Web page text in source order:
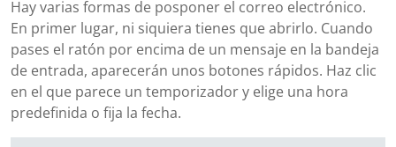
Hay varias formas de posponer el correo electrónico.
En primer lugar, ni siquiera tienes que abrirlo. Cuando
pases el ratón por encima de un mensaje en la bandeja
de entrada, aparecerán unos botones rápidos. Haz clic
en el que parece un temporizador y elige una hora
predefinida o fija la fecha.